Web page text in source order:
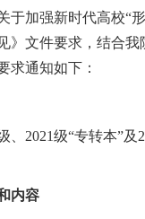
于加强新时代高校“
》文件要求，结合我
求通知如下：
、2021级“专转本”及
内容